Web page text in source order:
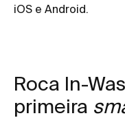
iOS e Android.
Roca In-
primeira